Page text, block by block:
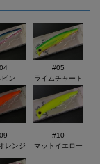
生させながらの水
ィング
ピン
#05
ライムチャート
レンジ
#10
マットイエロー